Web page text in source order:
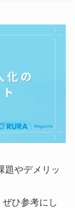
題やデメリッ
ひ参考にし